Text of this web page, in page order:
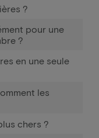
?
pour une
?
en une seule
les
chers ?